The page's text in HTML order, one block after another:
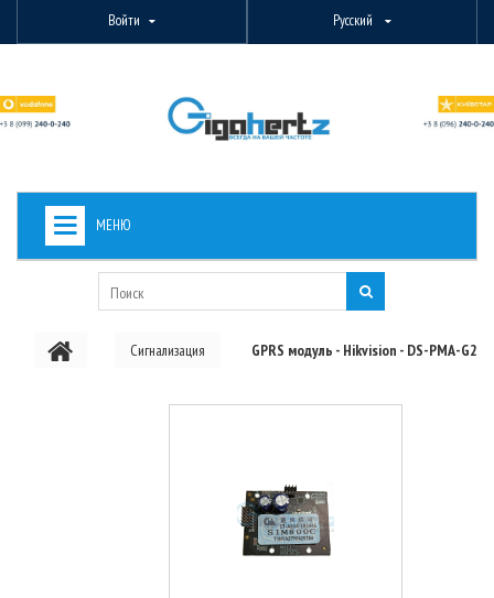
Войти Русский
МЕНЮ
PON ОБОРУДОВАНИЕ
ОПТОВОЛОКОННОЕ ОБОРУДОВАНИЕ
Сигнализация GPRS модуль - Hikvision - DS-PMA-G2